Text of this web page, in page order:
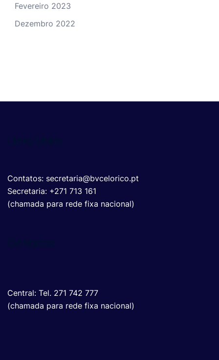
Fevereiro 2023
Dezembro 2022
Contatos: secretaria@bvcelorico.pt
Secretaria: +271 713 161
(chamada para rede fixa nacional)
Central: Tel. 271 742 777
(chamada para rede fixa nacional)